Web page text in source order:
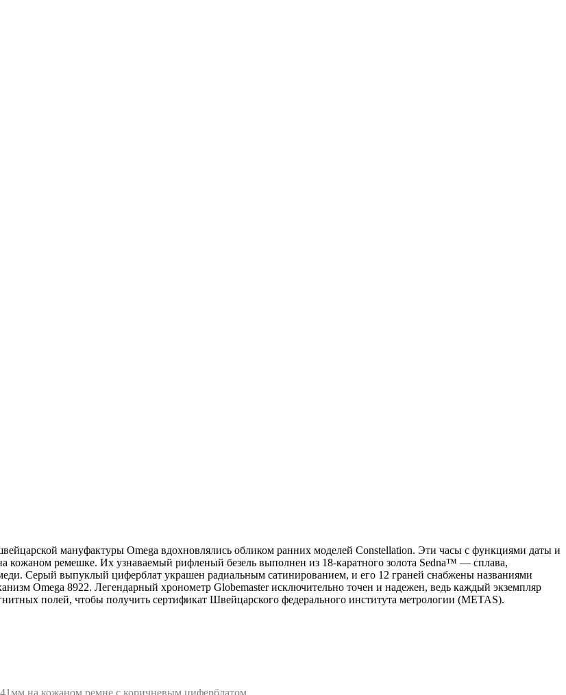
мануфактуры Omega вдохновлялись обликом ранних моделей Constellation. Эти часы с функциями даты и
кожаном ремешке. Их узнаваемый рифленый безель выполнен из 18-каратного золота Sedna™ — сплава,
Серый выпуклый циферблат украшен радиальным сатинированием, и его 12 граней снабжены названиями
Omega 8922. Легендарный хронометр Globemaster исключительно точен и надежен, ведь каждый экземпляр
полей, чтобы получить сертификат Швейцарского федерального института метрологии (METAS).
41мм на кожаном ремне с коричневым циферблатом